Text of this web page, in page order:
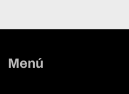
Menú